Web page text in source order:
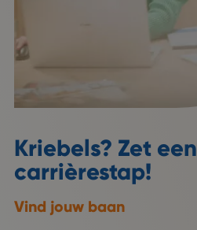
Kriebels? Zet een
carrièrestap!
Vind jouw baan